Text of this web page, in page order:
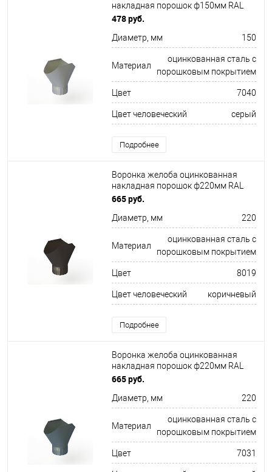
накладная порошок ф150мм RAL
7040
478 руб.
Диаметр, мм 150
Материал
оцинкованная сталь с
порошковым покрытием
Цвет 7040
Цвет человеческий серый
Подробнее
Воронка желоба оцинкованная
накладная порошок ф220мм RAL
8019
665 руб.
Диаметр, мм 220
Материал
оцинкованная сталь с
порошковым покрытием
Цвет 8019
Цвет человеческий коричневый
Подробнее
Воронка желоба оцинкованная
накладная порошок ф220мм RAL
7031
665 руб.
Диаметр, мм 220
Материал
оцинкованная сталь с
порошковым покрытием
Цвет 7031